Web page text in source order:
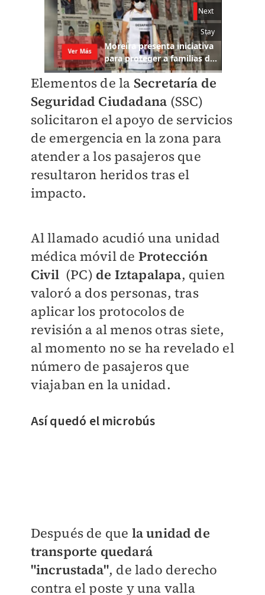
Elementos de la Secretaría de
Seguridad Ciudadana (SSC)
solicitaron el apoyo de servicios
de emergencia en la zona para
atender a los pasajeros que
resultaron heridos tras el
impacto.
Al llamado acudió una unidad
médica móvil de Protección
Civil (PC) de Iztapalapa, quien
valoró a dos personas, tras
aplicar los protocolos de
revisión a al menos otras siete,
al momento no se ha revelado el
número de pasajeros que
viajaban en la unidad.
Así quedó el microbús
Después de que la unidad de
transporte quedará
"incrustada", de lado derecho
contra el poste y una valla